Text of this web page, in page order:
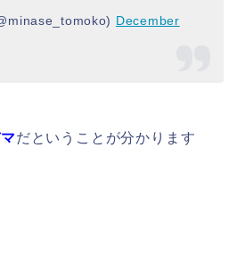
December
だということが分かります